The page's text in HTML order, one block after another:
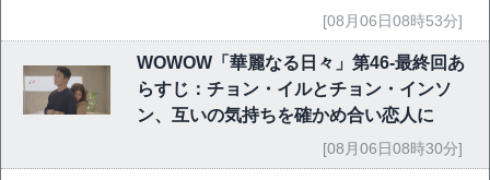
[08月06日08時53分]
WOWOW「華麗なる日々」第46-最終回あ
らすじ：チョン・イルとチョン・インソ
ン、互いの気持ちを確かめ合い恋人に
[08月06日08時30分]